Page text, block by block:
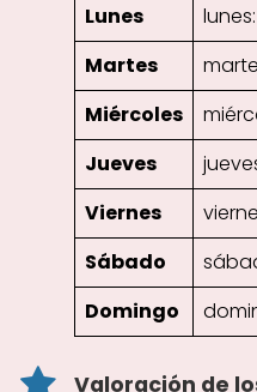
Lunes
Martes
Miércoles
Jueves
Viernes
Sábado
Domingo
Valoración de